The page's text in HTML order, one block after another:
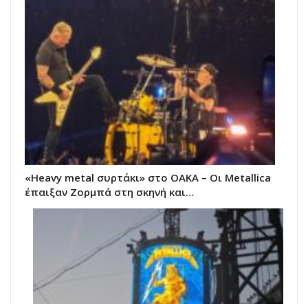
«Heavy metal συρτάκι» στο ΟΑΚΑ – Οι Metallica
έπαιξαν Ζορμπά στη σκηνή και…